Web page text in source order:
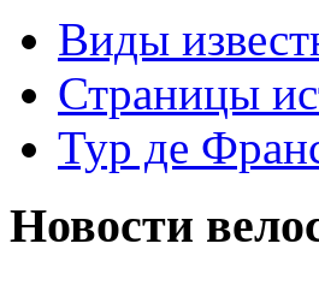
Виды
Страницы
Тур де
Новости